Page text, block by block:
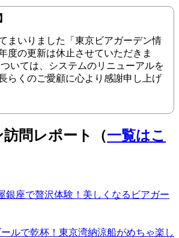
まいりました「東京ビアガーデン情
度の更新は休止させていただきま
いては、システムのリニューアルを
らくのご愛顧に心より感謝申し上げ
問レポート（一覧はこ
銀座で贅沢体験！美しくなるビアガー
ルで乾杯！東京湾納涼船がめちゃ楽し